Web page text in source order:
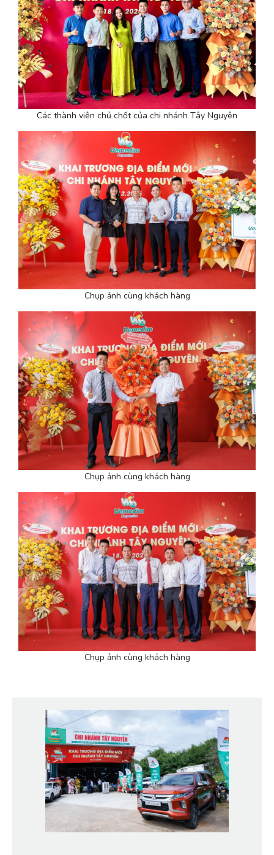
Các thành viên chủ chốt của chi nhánh Tây Nguyên
Chụp ảnh cùng khách hàng
Chụp ảnh cùng khách hàng
Chụp ảnh cùng khách hàng